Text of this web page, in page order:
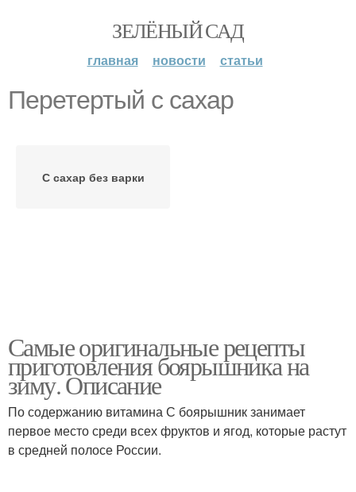
ЗЕЛЁНЫЙ САД
главная новости статьи
Перетертый с сахар
С сахар без варки
Самые оригинальные рецепты
приготовления боярышника на
зиму. Описание
По содержанию витамина С боярышник занимает
первое место среди всех фруктов и ягод, которые растут
в средней полосе России.